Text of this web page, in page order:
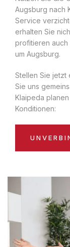
Augsburg nach
Service
erhalten Sie
profitieren auch
um Augsburg.
Stellen Sie jetzt
Sie uns
Klaipeda
Konditionen: